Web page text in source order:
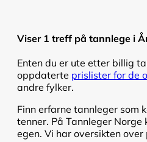
Viser 1 treff på tannlege i
Enten du er ute etter billig
oppdaterte prislister for de
andre fylker.
Finn erfarne tannleger som
tenner. På Tannleger
egen. Vi har oversikten